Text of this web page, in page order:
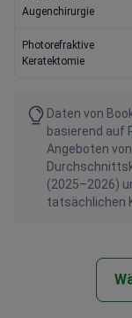
Augenchirurgie
Photorefraktive
Keratektomie
Daten von
basierend auf
Angeboten
(2025–2026)
tatsächlichen